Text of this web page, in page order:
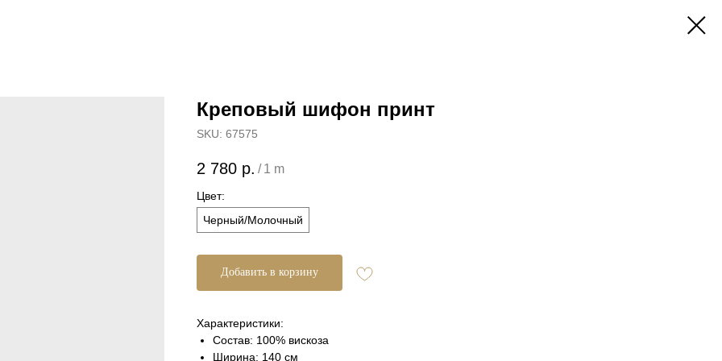
Креповый шифон принт
SKU: 67575
2 780 р. / 1 m
Цвет:
Черный/Молочный
Добавить в корзину
Характеристики:
Состав: 100% вискоза
Ширина: 140 см